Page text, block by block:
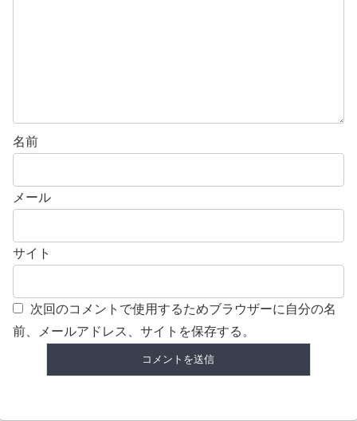
名前
メール
サイト
次回のコメントで使用するためブラウザーに自分の名
前、メールアドレス、サイトを保存する。